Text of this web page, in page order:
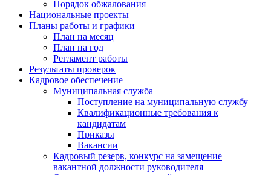
Порядок обжалования
Национальные проекты
Планы работы и графики
План на месяц
План на год
Регламент работы
Результаты проверок
Кадровое обеспечение
Муниципальная служба
Поступление на муниципальную службу
Квалификационные требования к
кандидатам
Приказы
Вакансии
Кадровый резерв, конкурс на замещение
вакантной должности руководителя